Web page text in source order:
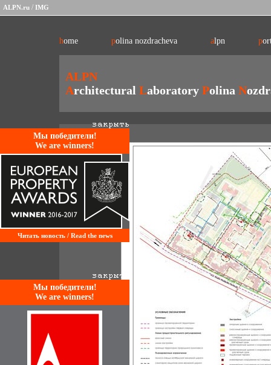
Mы победители!
We are winners!
Читать новость / Read the news
Mы победители!
We are winners!
ALPN.ru / IMG
home polina nozdracheva alpn
ALPN
Architectural Laboratory Polina N